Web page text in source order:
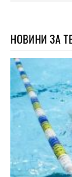
НОВИНИ ЗА